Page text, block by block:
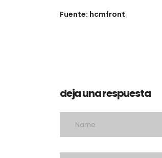
Fuente: hcmfront
deja una respuesta